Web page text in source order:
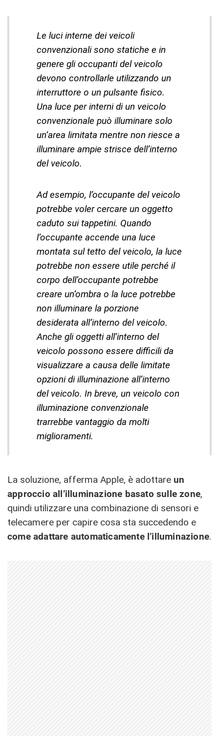
Le luci interne dei veicoli
convenzionali sono statiche e in
genere gli occupanti del veicolo
devono controllarle utilizzando un
interruttore o un pulsante fisico.
Una luce per interni di un veicolo
convenzionale può illuminare solo
un’area limitata mentre non riesce a
illuminare ampie strisce dell’interno
del veicolo.
Ad esempio, l’occupante del veicolo
potrebbe voler cercare un oggetto
caduto sui tappetini. Quando
l’occupante accende una luce
montata sul tetto del veicolo, la luce
potrebbe non essere utile perché il
corpo dell’occupante potrebbe
creare un’ombra o la luce potrebbe
non illuminare la porzione
desiderata all’interno del veicolo.
Anche gli oggetti all’interno del
veicolo possono essere difficili da
visualizzare a causa delle limitate
opzioni di illuminazione all’interno
del veicolo. In breve, un veicolo con
illuminazione convenzionale
trarrebbe vantaggio da molti
miglioramenti.
La soluzione, afferma Apple, è adottare un
approccio all’illuminazione basato sulle zone,
quindi utilizzare una combinazione di sensori e
telecamere per capire cosa sta succedendo e
come adattare automaticamente l’illuminazione.